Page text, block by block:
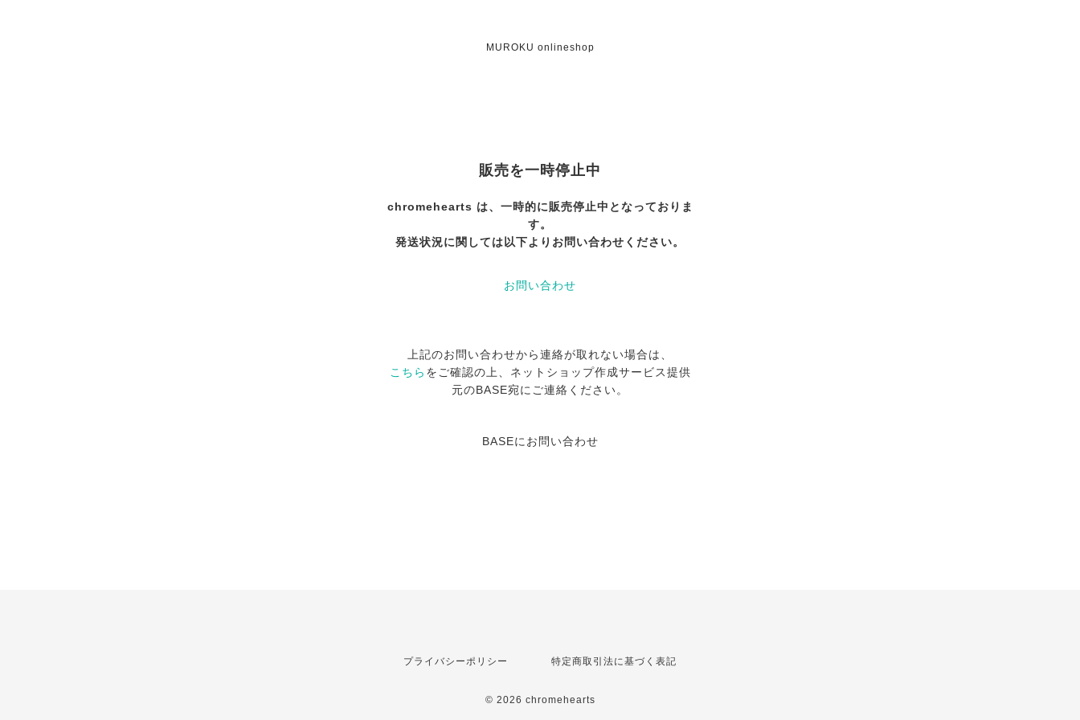
MUROKU onlineshop
販売を一時停止中
chromehearts は、一時的に販売停止中となっておりま
す。
発送状況に関しては以下よりお問い合わせください。
お問い合わせ
上記のお問い合わせから連絡が取れない場合は、
こちら をご確認の上、ネットショップ作成サービス提供
元のBASE宛にご連絡ください。
BASEにお問い合わせ
プライバシーポリシー 特定商取引法に基づく表記
© 2026 chromehearts